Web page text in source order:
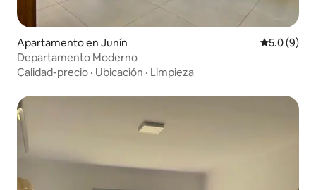
Apartamento en Junín
5.0 (9)
Departamento Moderno
Calidad-precio · Ubicación · Limpieza